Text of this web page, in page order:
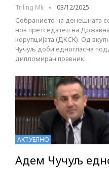
Triling Mk 03/12/2025
Собранието на денешната
нов претседател на
корупцијата (ДКСК). Од
Чучуљ доби едногласна
дипломиран правник…
АКТУЕЛНО
Адем Чучуљ